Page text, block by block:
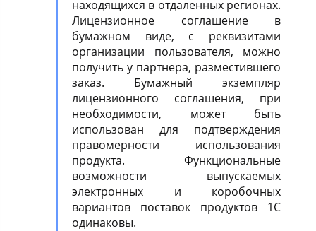
находящихся в отдаленных регионах.
Лицензионное соглашение в
бумажном виде, с реквизитами
организации пользователя, можно
получить у партнера, разместившего
заказ. Бумажный экземпляр
лицензионного соглашения, при
необходимости, может быть
использован для подтверждения
правомерности использования
продукта. Функциональные
возможности выпускаемых
электронных и коробочных
вариантов поставок продуктов 1С
одинаковы.